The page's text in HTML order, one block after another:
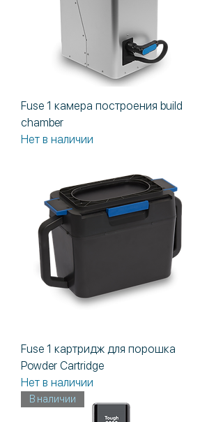
Fuse 1 камера построения build
chamber
Нет в наличии
Fuse 1 картридж для порошка
Powder Cartridge
Нет в наличии
В наличии